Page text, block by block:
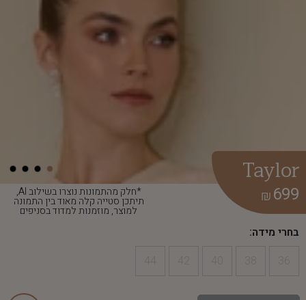
*חלק מהתמונות נוצרו בשילוב AI,
תיתכן סטייה קלה מאוד בין התמונה
למוצר, מוזמנות למדוד בסניפים
Taylor
699
₪
בחרי מידה: